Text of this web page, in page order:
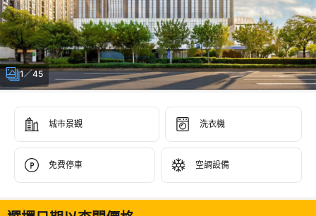
1／45
城市景觀 洗衣機
免費停車 空調設備